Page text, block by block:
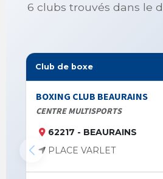
6 clubs trouvés dans le
Club de boxe
BOXING CLUB BEAURAINS
CENTRE MULTISPORTS
62217 - BEAURAINS
PLACE VARLET